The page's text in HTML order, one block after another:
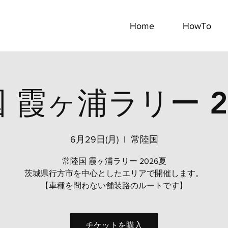
Home HowTo
霞ヶ浦ラリー
6月29日(月)
  |
常陸国
常陸国 霞ヶ浦ラリー 2026夏
茨城県行方市を中心としたエリアで開催します。
【車種を問わない舗装路のルートです】
チケットを購入